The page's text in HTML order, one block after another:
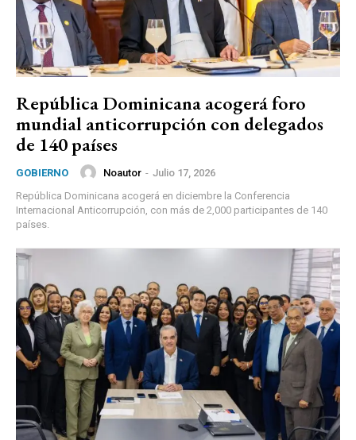
República Dominicana acogerá foro
mundial anticorrupción con delegados
de 140 países
GOBIERNO Noautor - Julio 17, 2026
República Dominicana acogerá en diciembre la Conferencia
Internacional Anticorrupción, con más de 2,000 participantes de 140
países.